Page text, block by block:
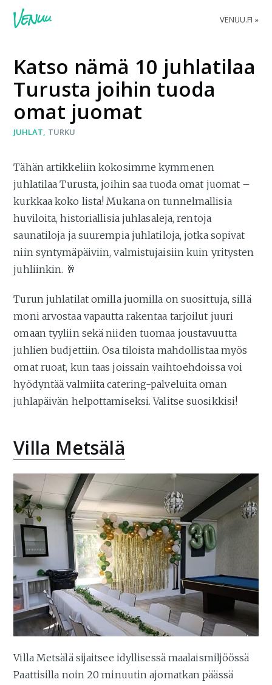
VENUU.FI
Katso nämä 10 juhlatilaa
Turusta joihin tuoda
omat juomat
JUHLAT TURKU
Tähän artikkeliin kokosimme kymmenen
juhlatilaa Turusta, joihin saa tuoda omat juomat –
kurkkaa koko lista! Mukana on tunnelmallisia
huviloita, historiallisia juhlasaleja, rentoja
saunatiloja ja suurempia juhlatiloja, jotka sopivat
niin syntymäpäiviin, valmistujaisiin kuin yritysten
juhliinkin. 🥂
Turun juhlatilat omilla juomilla on suosittuja, sillä
moni arvostaa vapautta rakentaa tarjoilut juuri
omaan tyyliin sekä niiden tuomaa joustavuutta
juhlien budjettiin. Osa tiloista mahdollistaa myös
omat ruoat, kun taas joissain vaihtoehdoissa voi
hyödyntää valmiita catering-palveluita oman
juhlapäivän helpottamiseksi. Valitse suosikkisi!
Villa Metsälä
Villa Metsälä sijaitsee idyllisessä maalaismiljöössä
Paattisilla noin 20 minuutin ajomatkan päässä